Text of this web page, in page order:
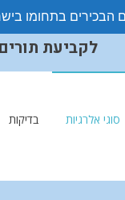
לקביעת תורים
סוגי אלרגיות בדיקות
הבכירים בתחומו